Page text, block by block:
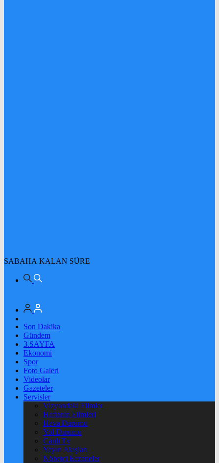
SABAHA KALAN SÜRE
Son Dakika
Gündem
3.SAYFA
Ekonomi
Spor
Foto Galeri
Videolar
Gazeteler
Servisler
Vizyondaki Filmler
Haftanin Filmleri
Hava Durumu
Yol Durumu
Canlı Tv
Yayın Akışları
Nöbetçi Eczaneler